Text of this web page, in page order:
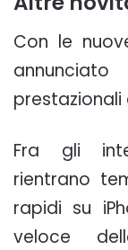
Con le
prestazionali
Fra gli
rientrano
rapidi su
veloce